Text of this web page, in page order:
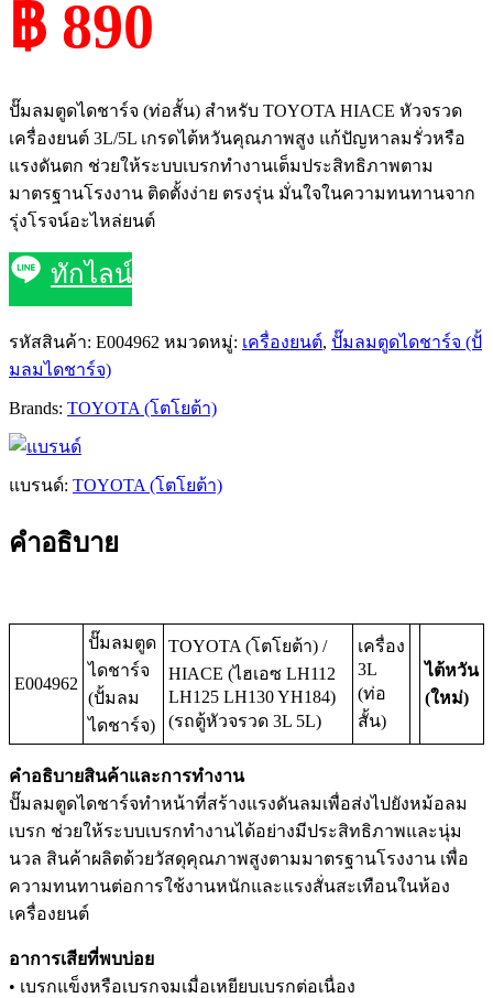
฿ 890
ปั๊มลมตูดไดชาร์จ (ท่อสั้น) สำหรับ TOYOTA HIACE หัวจรวด
เครื่องยนต์ 3L/5L เกรดไต้หวันคุณภาพสูง แก้ปัญหาลมรั่วหรือ
แรงดันตก ช่วยให้ระบบเบรกทำงานเต็มประสิทธิภาพตาม
มาตรฐานโรงงาน ติดตั้งง่าย ตรงรุ่น มั่นใจในความทนทานจาก
รุ่งโรจน์อะไหล่ยนต์
ทักไลน์
รหัสสินค้า: E004962 หมวดหมู่: เครื่องยนต์, ปั๊มลมตูดไดชาร์จ (ปั้
มลมไดชาร์จ)
Brands: TOYOTA (โตโยต้า)
แบรนด์: TOYOTA (โตโยต้า)
คำอธิบาย
E004962
ปั๊มลมตูด
ไดชาร์จ
(ปั้มลม
ไดชาร์จ)
TOYOTA (โตโยต้า) /
HIACE (ไฮเอซ LH112
LH125 LH130 YH184)
(รถตู้หัวจรวด 3L 5L)
เครื่อง
3L
(ท่อ
สั้น)
ไต้หวัน
(ใหม่)
คำอธิบายสินค้าและการทำงาน
ปั๊มลมตูดไดชาร์จทำหน้าที่สร้างแรงดันลมเพื่อส่งไปยังหม้อลม
เบรก ช่วยให้ระบบเบรกทำงานได้อย่างมีประสิทธิภาพและนุ่ม
นวล สินค้าผลิตด้วยวัสดุคุณภาพสูงตามมาตรฐานโรงงาน เพื่อ
ความทนทานต่อการใช้งานหนักและแรงสั่นสะเทือนในห้อง
เครื่องยนต์
อาการเสียที่พบบ่อย
• เบรกแข็งหรือเบรกจมเมื่อเหยียบเบรกต่อเนื่อง